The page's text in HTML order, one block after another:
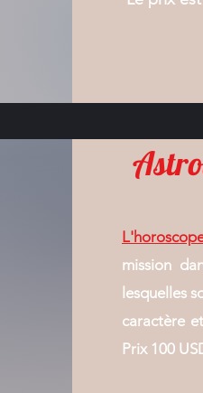
mission
lesquelles
caractère
Prix 100